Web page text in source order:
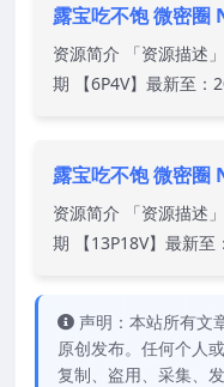
露宝吃不饱 微密圈
资源简介 「资源描述
期 【6P4V】最新至：
露宝吃不饱 微密圈
资源简介 「资源描述
期 【13P18V】最新至
声明：本站所有文
原创发布。任何个人
复制、盗用、采集、